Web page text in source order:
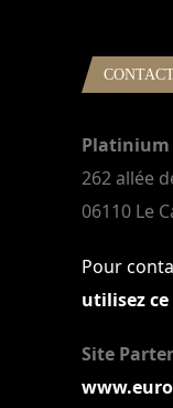
Platinium
262 allée
06110 Le
Pour
utilisez
Site